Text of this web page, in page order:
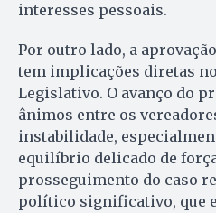
interesses pessoais.
Por outro lado, a
tem implicações diretas
Legislativo. O avanço do
ânimos entre os
instabilidade,
equilíbrio delicado de
prosseguimento do caso
político significativo, que